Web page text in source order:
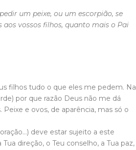
um peixe, ou um escorpião, se
vossos filhos, quanto mais o Pai
filhos tudo o que eles me pedem. Na
por que razão Deus não me dá
e ovos, de aparência, mas só o
deve estar sujeito a este
direção, o Teu conselho, a Tua paz,